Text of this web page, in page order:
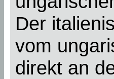
Der
vom
direkt an